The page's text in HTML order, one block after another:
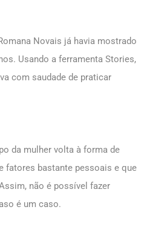
Novais já havia mostrado
Usando a ferramenta Stories,
com saudade de praticar
da mulher volta à forma de
fatores bastante pessoais e que
não é possível fazer
é um caso.